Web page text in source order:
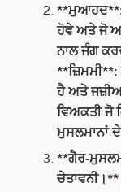
ਹੋਵੇ ਅਤੇ ਜੋ
ਨਾਲ ਜੰਗ
ਹੈ ਅਤੇ
ਵਿਅਕਤੀ
ਮੁਸਲਮਾਨਾਂ
**ਗੈਰ-
ਚੇਤਾਵਨੀ।**